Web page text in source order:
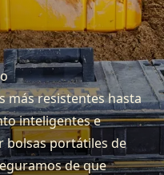
más resistentes hasta
inteligentes e
bolsas portátiles de
de que